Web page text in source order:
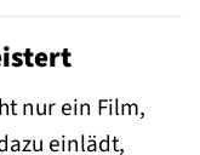
nur ein Film,
einlädt,